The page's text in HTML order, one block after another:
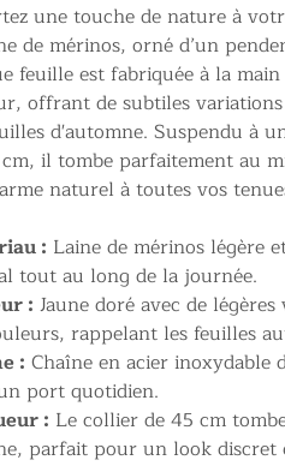
une touche de nature à
de mérinos, orné d’un
feuille est fabriquée à la
offrant de subtiles
d'automne. Suspendu à
il tombe parfaitement au
naturel à toutes vos
: Laine de mérinos légère
tout au long de la journée.
: Jaune doré avec de
rappelant les feuilles
: Chaîne en acier inoxydable
port quotidien.
: Le collier de 45 cm
parfait pour un look discret